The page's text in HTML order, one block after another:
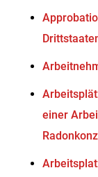
einer